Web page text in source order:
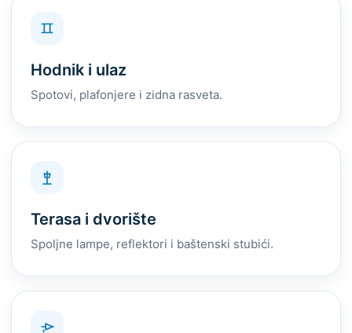
Hodnik i ulaz
Spotovi, plafonjere i zidna rasveta.
Terasa i dvorište
Spoljne lampe, reflektori i baštenski stubići.